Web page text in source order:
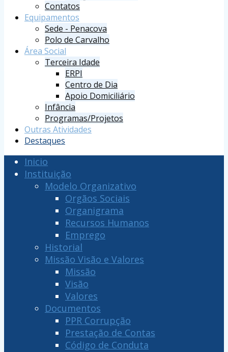
Contatos
Equipamentos
Sede - Penacova
Polo de Carvalho
Área Social
Terceira Idade
ERPI
Centro de Dia
Apoio Domiciliário
Infância
Programas/Projetos
Outras Atividades
Destaques
Inicio
Instituição
Modelo Organizativo
Orgãos Sociais
Organigrama
Recursos Humanos
Emprego
Historial
Missão Visão e Valores
Missão
Visão
Valores
Documentos
PPR Corrupção
Prestação de Contas
Código de Conduta